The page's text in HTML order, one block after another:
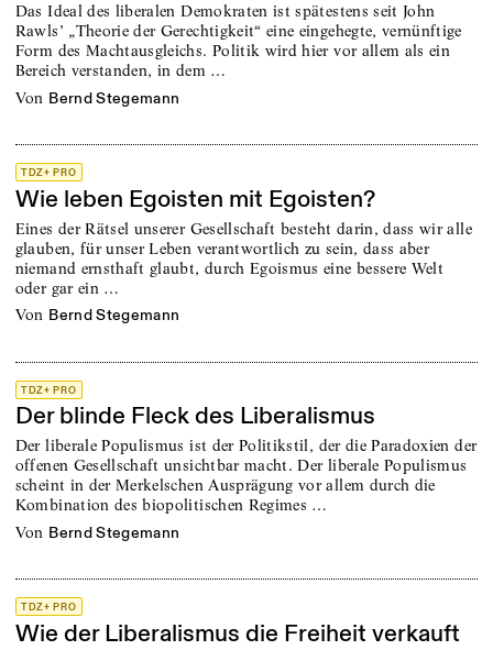
Das Ideal des liberalen Demokraten ist spätestens seit John
Rawls’ „Theorie der Gerechtigkeit“ eine eingehegte, vernünftige
Form des Machtausgleichs. Politik wird hier vor allem als ein
Bereich verstanden, in dem …
von Bernd Stegemann
TDZ+ PRO
Wie leben Egoisten mit Egoisten?
Eines der Rätsel unserer Gesellschaft besteht darin, dass wir alle
glauben, für unser Leben verantwortlich zu sein, dass aber
niemand ernsthaft glaubt, durch Egoismus eine bessere Welt
oder gar ein …
von Bernd Stegemann
TDZ+ PRO
Der blinde Fleck des Liberalismus
Der liberale Populismus ist der Politikstil, der die Paradoxien der
offenen Gesellschaft unsichtbar macht. Der liberale Populismus
scheint in der Merkelschen Ausprägung vor allem durch die
Kombination des biopolitischen Regimes …
von Bernd Stegemann
TDZ+ PRO
Wie der Liberalismus die Freiheit verkauft